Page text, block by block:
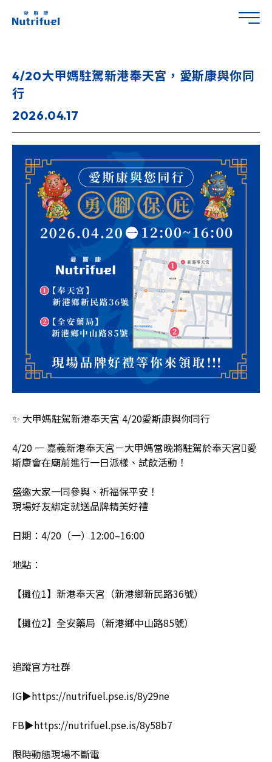
4/20大甲媽駐駕新港奉天宮，愛斯康與你同
行
2026.04.17
✨ 大甲媽駐駕新港奉天宮 4/20愛斯康與你同行
4/20 一 嘉義新港奉天宮－大甲媽當晚將駐駕於奉天宮愛
斯康會在廟前進行一日派樣、試飲活動！
盛邀大家一同參與、祈福保平安！
現場好友綁定就送品牌精美好禮
日期：4/20（一）12:00–16:00
地點：
【攤位1】新港奉天宮（新港鄉新民路36號）
【攤位2】全安藥局（新港鄉中山路85號）
追蹤官方社群
IG▶https://nutrifuel.pse.is/8y29ne
FB▶https://nutrifuel.pse.is/8y58b7
限時動態現場不斷電